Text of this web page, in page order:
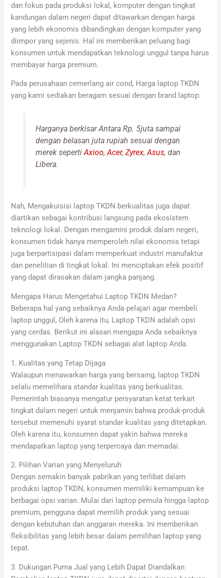
dan fokus pada produksi lokal, komputer dengan tingkat
kandungan dalam negeri dapat ditawarkan dengan harga
yang lebih ekonomis dibandingkan dengan komputer yang
diimpor yang sejenis. Hal ini memberikan peluang bagi
konsumen untuk mendapatkan teknologi unggul tanpa harus
membayar harga premium.
Pada perusahaan cemerlang air cond, Harga laptop TKDN
yang kami sediakan beragam sesuai dengan brand laptop.
Harganya berkisar Antara Rp. 5juta sampai
dengan belasan juta rupiah sesuai dengan
merek sepertiAxioo,Acer, Zyrex,Asus, dan
Libera.
Nah, Mengakuisisi laptop TKDN berkualitas juga dapat
diartikan sebagai kontribusi langsung pada ekosistem
teknologi lokal. Dengan mengamini produk dalam negeri,
konsumen tidak hanya memperoleh nilai ekonomis tetapi
juga berpartisipasi dalam memperkuat industri manufaktur
dan penelitian di tingkat lokal. Ini menciptakan efek positif
yang dapat dirasakan dalam jangka panjang.
Mengapa Harus Mengetahui Laptop TKDN Medan?
Beberapa hal yang sebaiknya Anda pelajari agar membeli
laptop unggul, Oleh karena itu, Laptop TKDN adalah opsi
yang cerdas. Berikut ini alasan mengapa Anda sebaiknya
menggunakan Laptop TKDN sebagai alat laptop Anda.
1. Kualitas yang Tetap Dijaga
Walaupun menawarkan harga yang bersaing, laptop TKDN
selalu memelihara standar kualitas yang berkualitas.
Pemerintah biasanya mengatur persyaratan ketat terkait
tingkat dalam negeri untuk menjamin bahwa produk-produk
tersebut memenuhi syarat standar kualitas yang ditetapkan.
Oleh karena itu, konsumen dapat yakin bahwa mereka
mendapatkan laptop yang terpercaya dan memadai.
2. Pilihan Varian yang Menyeluruh
Dengan semakin banyak pabrikan yang terlibat dalam
produksi laptop TKDN, konsumen memiliki kemampuan ke
berbagai opsi varian. Mulai dari laptop pemula hingga laptop
premium, pengguna dapat memilih produk yang sesuai
dengan kebutuhan dan anggaran mereka. Ini memberikan
fleksibilitas yang lebih besar dalam pemilihan laptop yang
tepat.
3. Dukungan Purna Jual yang Lebih Dapat Diandalkan